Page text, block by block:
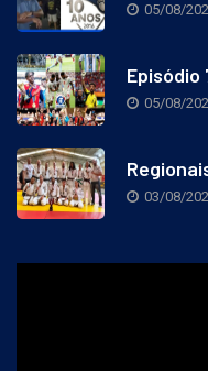
05/08/
Episódio
05/08/
03/08/